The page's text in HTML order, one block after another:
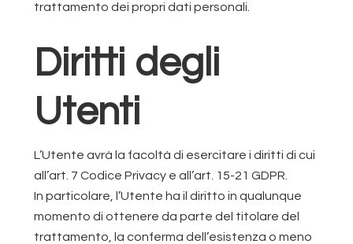
trattamento dei propri dati personali.
Diritti degli
Utenti
L’Utente avrà la facoltà di esercitare i diritti di cui
all’art. 7 Codice Privacy e all’art. 15-21 GDPR.
In particolare, l’Utente ha il diritto in qualunque
momento di ottenere da parte del titolare del
trattamento, la conferma dell’esistenza o meno